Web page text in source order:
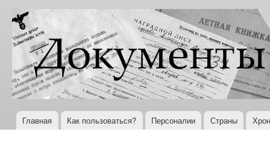
Документы
XX века
Всемирная
история в
Интернете
Главное меню
Главная Как пользоваться? Персоналии Страны